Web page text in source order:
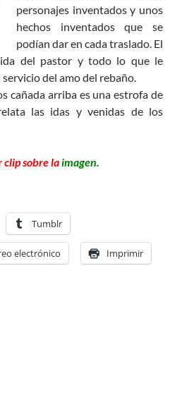
personajes inventados y unos
hechos inventados que se
podían dar en cada traslado. El
del pastor y todo lo que le
del amo del rebaño.
cañada arriba es una estrofa de
las idas y venidas de los
clip sobre laimagen.
Tumblr
electrónico Imprimir